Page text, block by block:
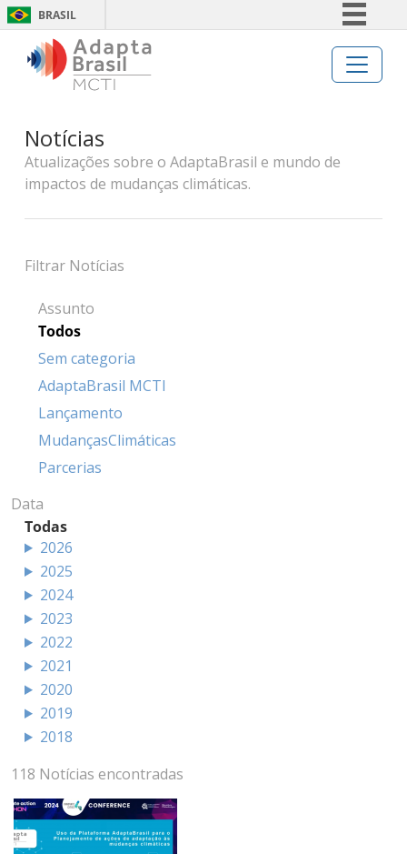
BRASIL
Legislação
Notícias
Atualizações sobre o AdaptaBrasil e mundo de
impactos de mudanças climáticas.
118 Notícias encontradas
Filtrar Notícias
Assunto
Todos
Sem categoria
AdaptaBrasil MCTI
Lançamento
MudançasClimáticas
Parcerias
Data
Todas
2026
2025
2024
2023
2022
2021
2020
2019
2018